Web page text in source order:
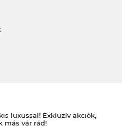
luxussal! Exkluzív akciók,
más vár rád!